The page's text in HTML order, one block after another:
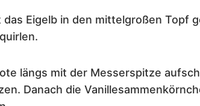
Eigelb in den mittelgroßen Topf
längs mit der Messerspitze
Danach die